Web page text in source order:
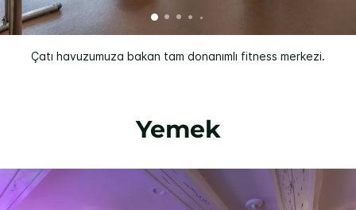
Çatı havuzumuza bakan tam donanımlı fitness merkezi.
Yemek